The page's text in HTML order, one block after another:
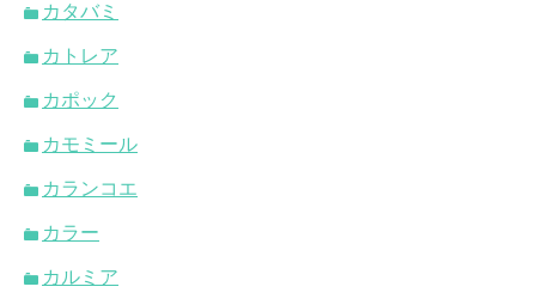
カタバミ
カトレア
カポック
カモミール
カランコエ
カラー
カルミア